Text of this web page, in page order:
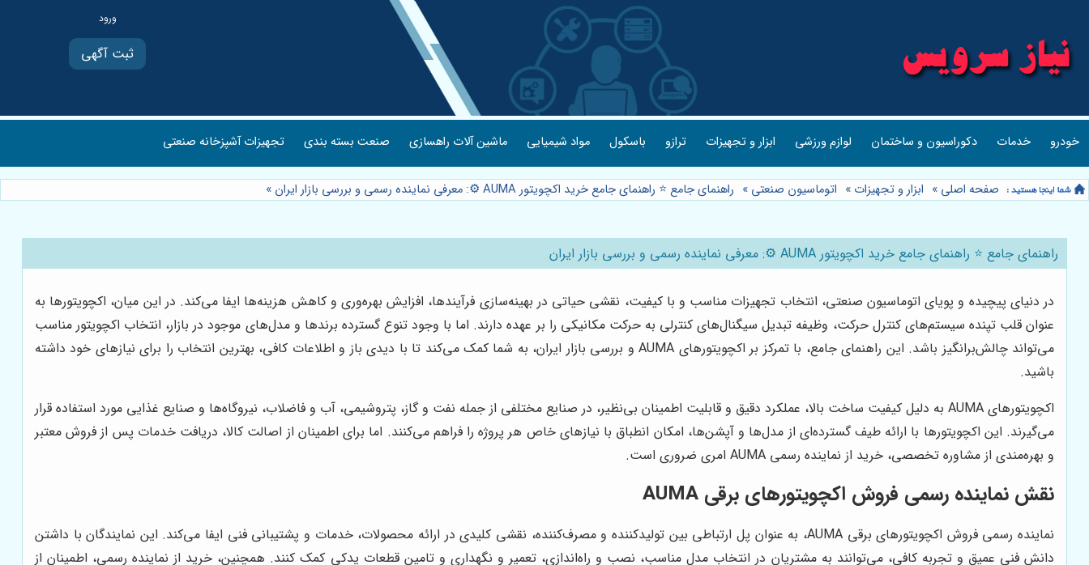
ثبت آگهی
خودرو خدمات دکوراسیون و ساختمان لوازم ورزشی ابزار و تجهیزات ترازو باسکول مواد شیمیایی ماشین آلات راهسازی صنعت بسته بندی تجهیزات آشپزخانه صنعتی
صفحه اصلی » ابزار و تجهیزات » اتوماسیون صنعتی » راهنمای جامع ⭐️ راهنمای جامع خرید اکچویتور AUMA ⚙️: معرفی نماینده رسمی و بررسی بازار ایران »
راهنمای جامع ⭐️ راهنمای جامع خرید اکچویتور AUMA ⚙️: معرفی نماینده رسمی و بررسی بازار ایران
در دنیای پیچیده و پویای اتوماسیون صنعتی، انتخاب تجهیزات مناسب و با کیفیت، نقشی حیاتی در بهینه‌سازی فرآیندها، افزایش بهره‌وری و کاهش هزینه‌ها ایفا می‌کند. در این میان، اکچویتورها به
عنوان قلب تپنده سیستم‌های کنترل حرکت، وظیفه تبدیل سیگنال‌های کنترلی به حرکت مکانیکی را بر عهده دارند. اما با وجود تنوع گسترده برندها و مدل‌های موجود در بازار، انتخاب اکچویتور مناسب
می‌تواند چالش‌برانگیز باشد. این راهنمای جامع، با تمرکز بر اکچویتورهای AUMA و بررسی بازار ایران، به شما کمک می‌کند تا با دیدی باز و اطلاعات کافی، بهترین انتخاب را برای نیازهای خود داشته
باشید.
اکچویتورهای AUMA به دلیل کیفیت ساخت بالا، عملکرد دقیق و قابلیت اطمینان بی‌نظیر، در صنایع مختلفی از جمله نفت و گاز، پتروشیمی، آب و فاضلاب، نیروگاه‌ها و صنایع غذایی مورد استفاده قرار
می‌گیرند. این اکچویتورها با ارائه طیف گسترده‌ای از مدل‌ها و آپشن‌ها، امکان انطباق با نیازهای خاص هر پروژه را فراهم می‌کنند. اما برای اطمینان از اصالت کالا، دریافت خدمات پس از فروش معتبر
و بهره‌مندی از مشاوره تخصصی، خرید از نماینده رسمی AUMA امری ضروری است.
نقش نماینده رسمی فروش اکچویتورهای برقی AUMA
نماینده رسمی فروش اکچویتورهای برقی AUMA، به عنوان پل ارتباطی بین تولیدکننده و مصرف‌کننده، نقشی کلیدی در ارائه محصولات، خدمات و پشتیبانی فنی ایفا می‌کند. این نمایندگان با داشتن
دانش فنی عمیق و تجربه کافی، می‌توانند به مشتریان در انتخاب مدل مناسب، نصب و راه‌اندازی، تعمیر و نگهداری و تامین قطعات یدکی کمک کنند. همچنین، خرید از نماینده رسمی، اطمینان از